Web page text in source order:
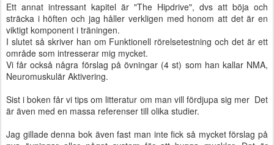
Ett annat intressant kapitel är "The Hipdrive", dvs att böja och
sträcka i höften och jag håller verkligen med honom att det är en
viktigt komponent i träningen.
I slutet så skriver han om Funktionell rörelsetestning och det är ett
område som intresserar mig mycket.
Vi får också några förslag på övningar (4 st) som han kallar NMA,
Neuromuskulär Aktivering.
Sist i boken får vi tips om litteratur om man vill fördjupa sig mer Det
är även med en massa referenser till olika studier.
Jag gillade denna bok även fast man inte fick så mycket förslag på